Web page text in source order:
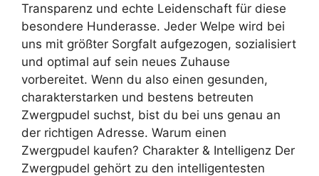
Transparenz und echte Leidenschaft für diese
besondere Hunderasse. Jeder Welpe wird bei
uns mit größter Sorgfalt aufgezogen, sozialisiert
und optimal auf sein neues Zuhause
vorbereitet. Wenn du also einen gesunden,
charakterstarken und bestens betreuten
Zwergpudel suchst, bist du bei uns genau an
der richtigen Adresse. Warum einen
Zwergpudel kaufen? Charakter & Intelligenz Der
Zwergpudel gehört zu den intelligentesten